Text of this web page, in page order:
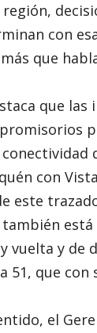
con
que
que
con
este
vuelta y de
51, que con
el